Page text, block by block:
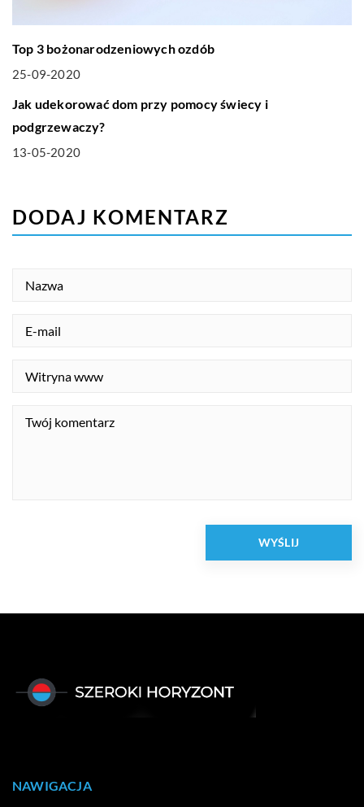
Top 3 bożonarodzeniowych ozdób
25-09-2020
DOM I OTOCZENIE
Jak udekorować dom przy pomocy świecy i
podgrzewaczy?
13-05-2020
DODAJ KOMENTARZ
NAWIGACJA